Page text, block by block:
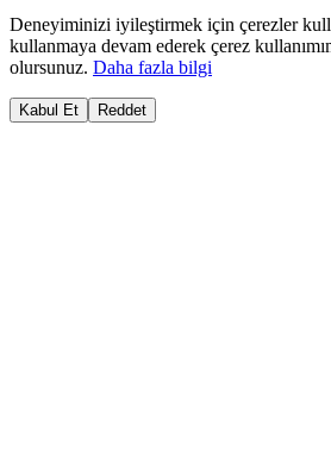
Deneyiminizi iyileştirmek için çerezler
kullanmaya devam ederek çerez
olursunuz. Daha fazla bilgi
Kabul Et Reddet